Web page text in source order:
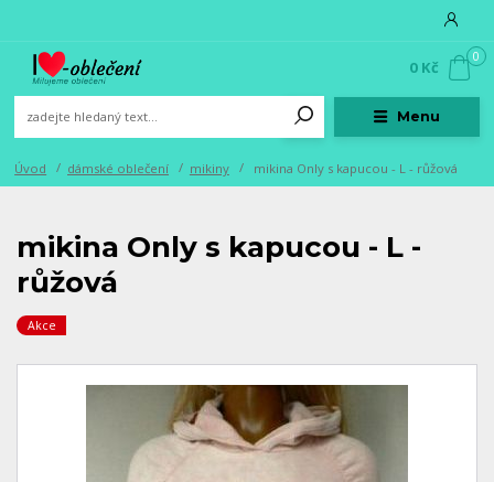
Menu
0
0 Kč
Úvod dámské oblečení mikiny mikina Only s kapucou - L - růžová
mikina Only s kapucou - L -
růžová
Akce